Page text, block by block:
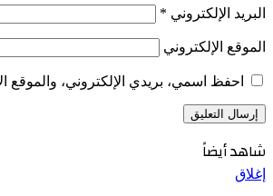
البريد الإلكتروني *
الموقع الإلكتروني
احفظ اسمي، بريدي الإلكتروني، والموقع
شاهد أيضاً
إغلاق